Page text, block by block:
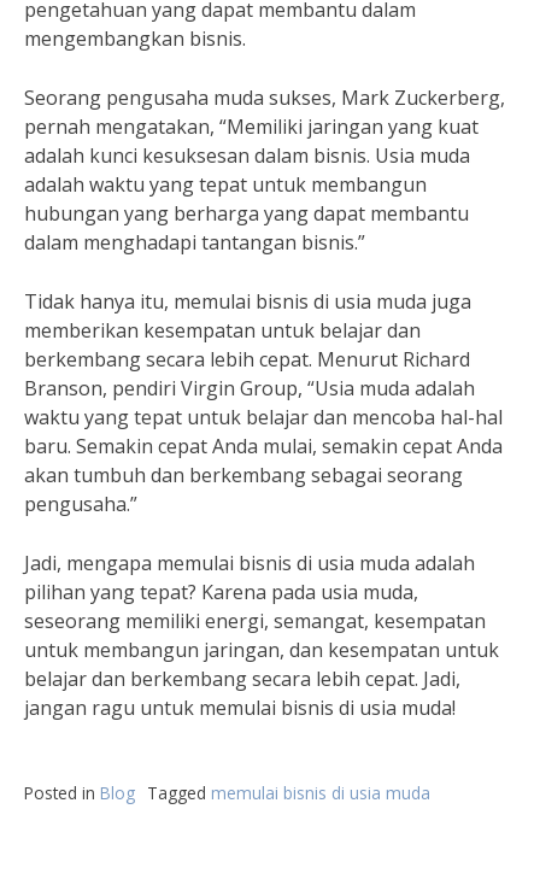
pengetahuan yang dapat membantu dalam
mengembangkan bisnis.
Seorang pengusaha muda sukses, Mark Zuckerberg,
pernah mengatakan, “Memiliki jaringan yang kuat
adalah kunci kesuksesan dalam bisnis. Usia muda
adalah waktu yang tepat untuk membangun
hubungan yang berharga yang dapat membantu
dalam menghadapi tantangan bisnis.”
Tidak hanya itu, memulai bisnis di usia muda juga
memberikan kesempatan untuk belajar dan
berkembang secara lebih cepat. Menurut Richard
Branson, pendiri Virgin Group, “Usia muda adalah
waktu yang tepat untuk belajar dan mencoba hal-hal
baru. Semakin cepat Anda mulai, semakin cepat Anda
akan tumbuh dan berkembang sebagai seorang
pengusaha.”
Jadi, mengapa memulai bisnis di usia muda adalah
pilihan yang tepat? Karena pada usia muda,
seseorang memiliki energi, semangat, kesempatan
untuk membangun jaringan, dan kesempatan untuk
belajar dan berkembang secara lebih cepat. Jadi,
jangan ragu untuk memulai bisnis di usia muda!
Posted in Blog Tagged memulai bisnis di usia muda